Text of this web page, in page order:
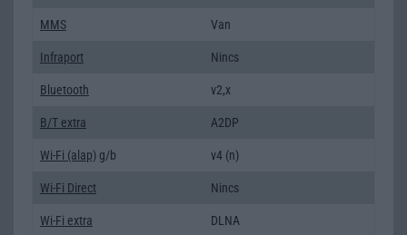
MMS Van
Infraport Nincs
Bluetooth v2,x
B/T extra A2DP
Wi-Fi (alap) g/b v4 (n)
Wi-Fi Direct Nincs
Wi-Fi extra DLNA